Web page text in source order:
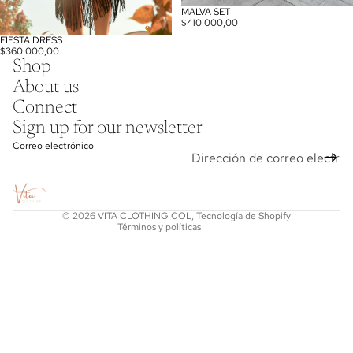
FIESTA DRESS
$360.000,00
MALVA SET
$410.000,00
Shop
About us
Connect
Sign up for our newsletter
Correo electrónico
© 2026VITA CLOTHING COL,Tecnología de Shopify
Términos y políticas
Política de reembolso